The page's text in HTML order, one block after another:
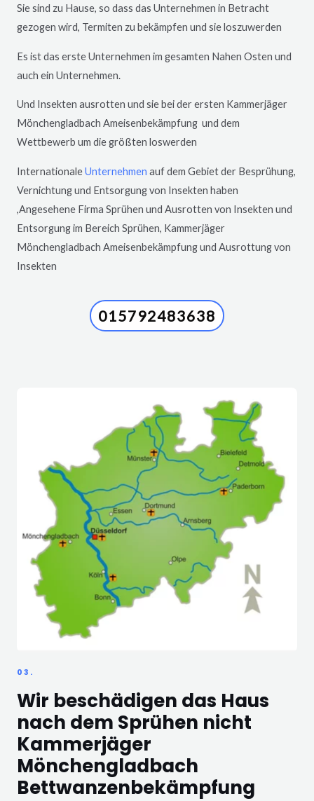
Sie sind zu Hause, so dass das Unternehmen in Betracht
gezogen wird, Termiten zu bekämpfen und sie loszuwerden
Es ist das erste Unternehmen im gesamten Nahen Osten und
auch ein Unternehmen.
Und Insekten ausrotten und sie bei der ersten Kammerjäger
Mönchengladbach Ameisenbekämpfung und dem
Wettbewerb um die größten loswerden
InternationaleUnternehmen auf dem Gebiet der Besprühung,
Vernichtung und Entsorgung von Insekten haben
,Angesehene Firma Sprühen und Ausrotten von Insekten und
Entsorgung im Bereich Sprühen, Kammerjäger
Mönchengladbach Ameisenbekämpfung und Ausrottung von
Insekten
015792483638
03.
Wir beschädigen das Haus
nach dem Sprühen nicht
Kammerjäger
Mönchengladbach
Bettwanzenbekämpfung